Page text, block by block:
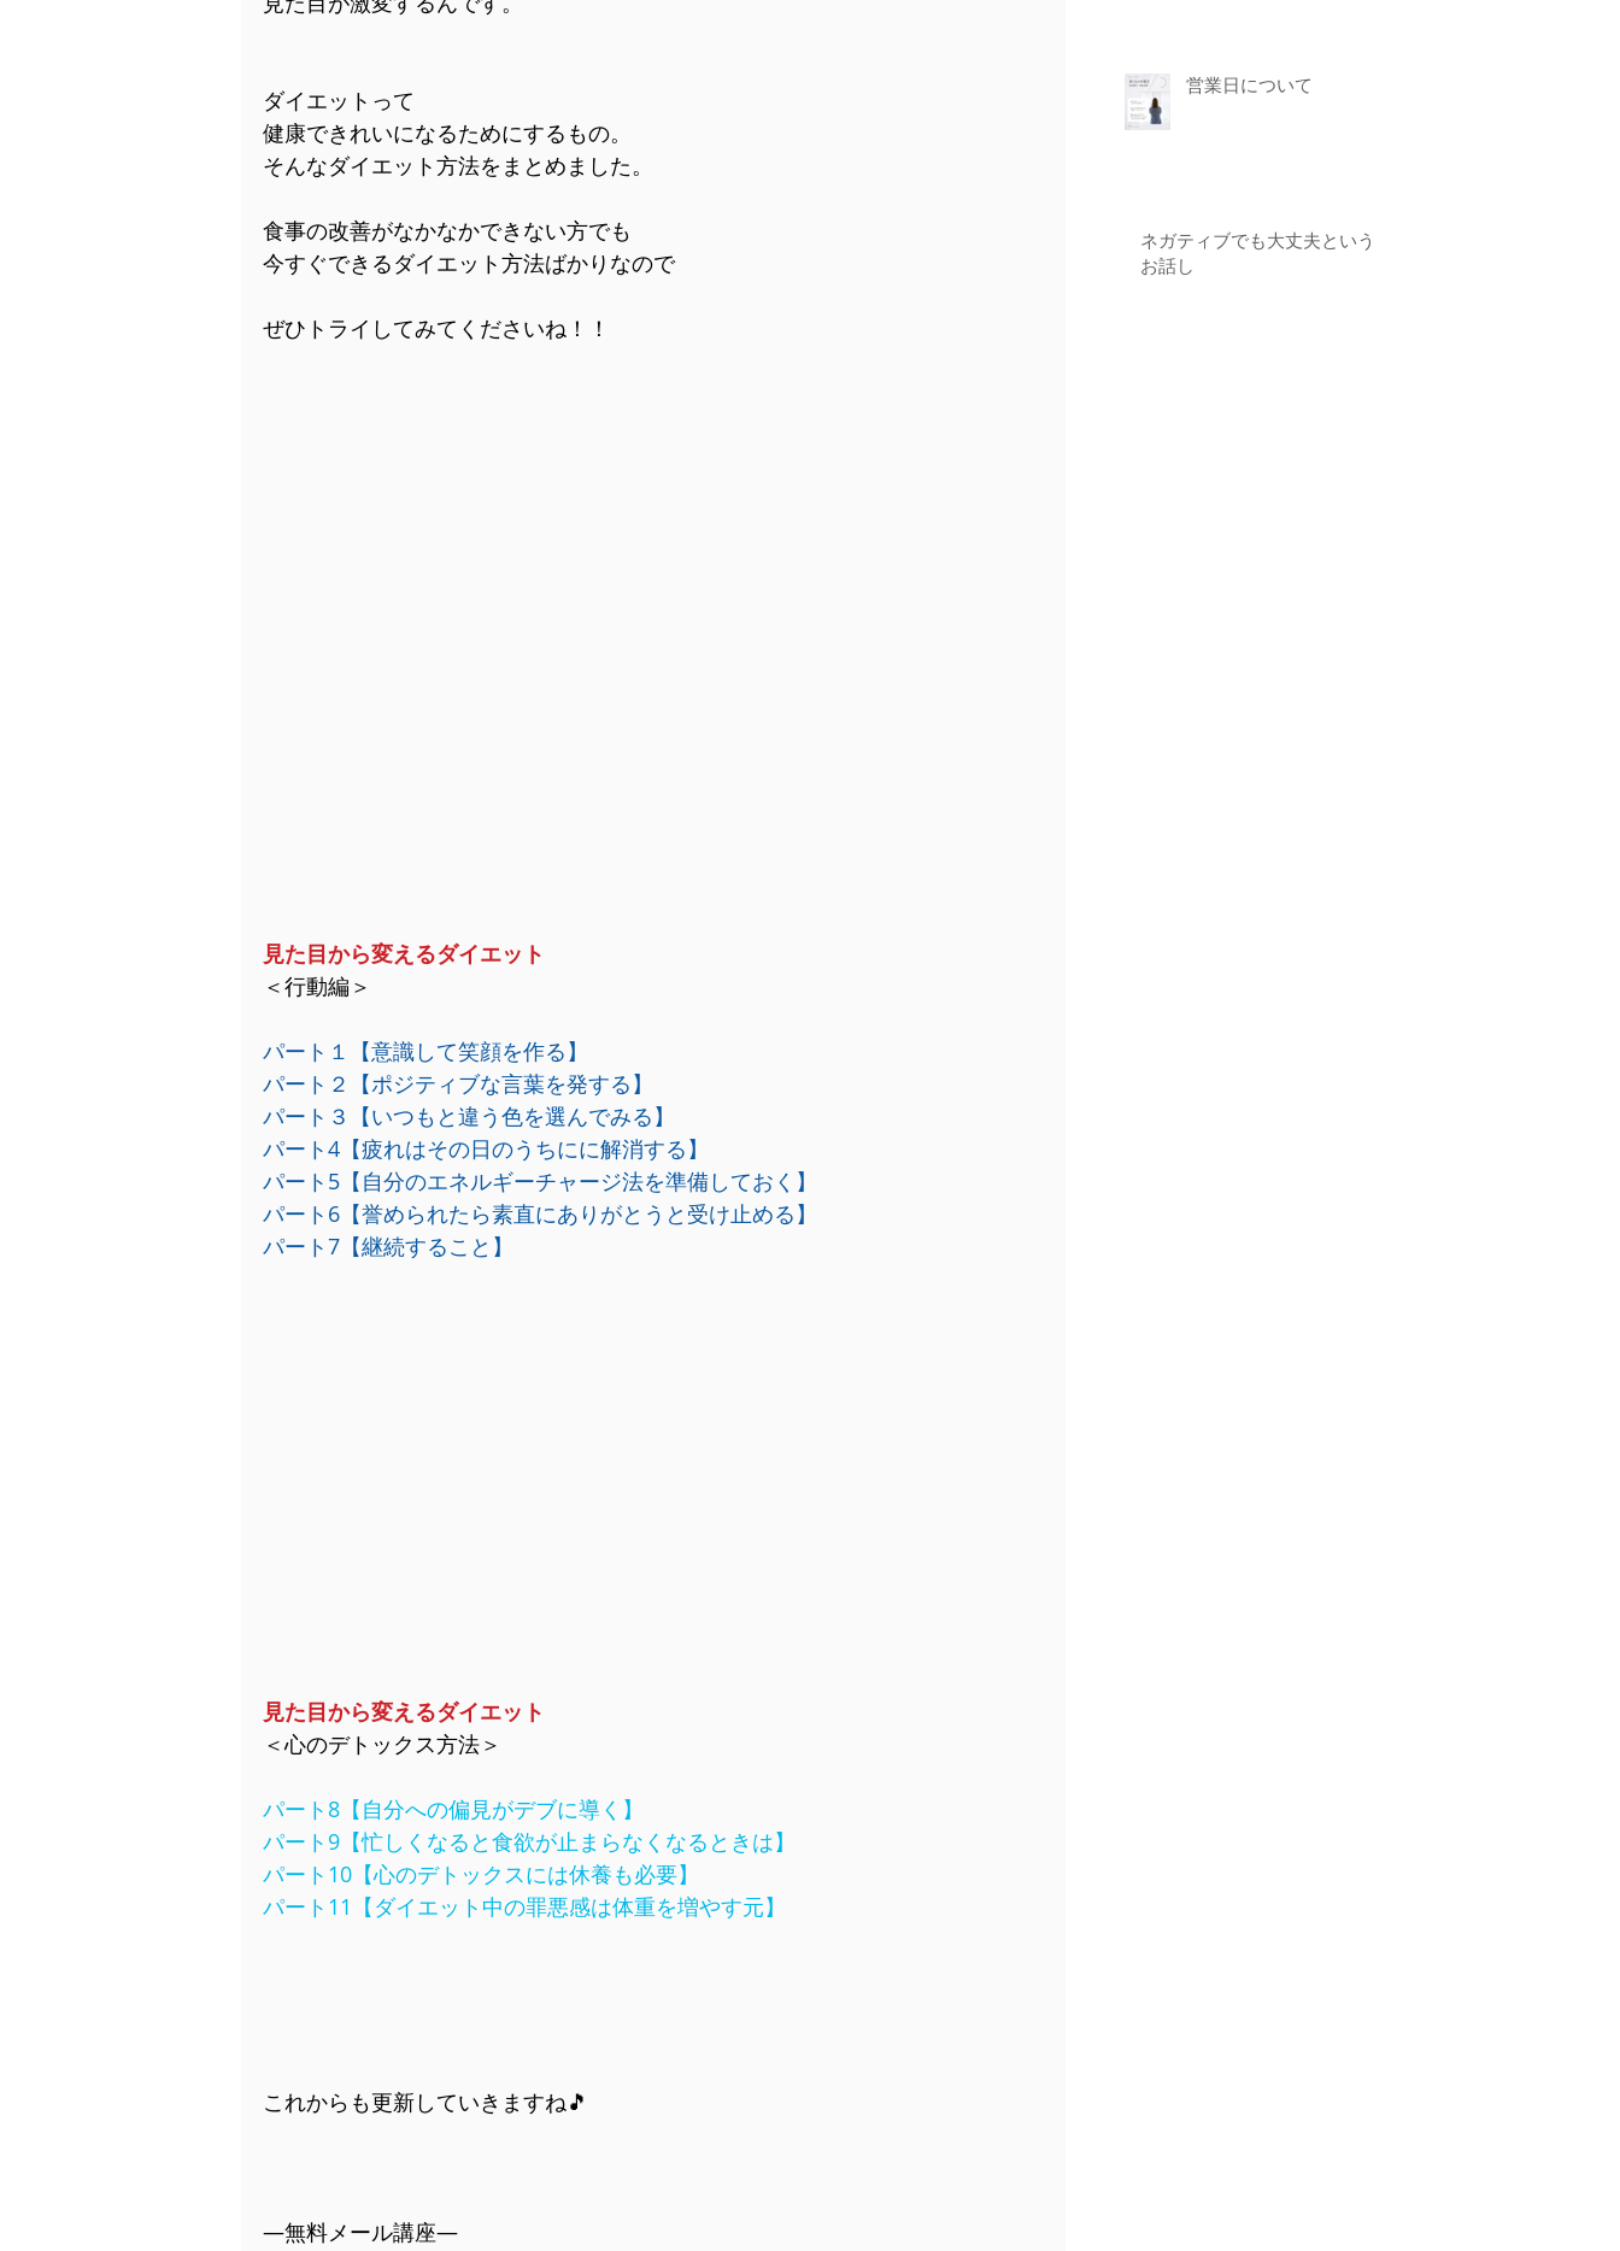
ダイエットって
健康できれいになるためにするもの。
そんなダイエット方法をまとめました。
食事の改善がなかなかできない方でも
今すぐできるダイエット方法ばかりなので
ぜひトライしてみてくださいね！！
見た目から変えるダイエット
＜行動編＞
パート１【意識して笑顔を作る】
パート２【ポジティブな言葉を発する】
パート３【いつもと違う色を選んでみる】
パート4【疲れはその日のうちにに解消する】
パート5【自分のエネルギーチャージ法を準備しておく】
パート6【誉められたら素直にありがとうと受け止める】
パート7【継続すること】
見た目から変えるダイエット
＜心のデトックス方法＞
パート8【自分への偏見がデブに導く】
パート9【忙しくなると食欲が止まらなくなるときは】
パート10【心のデトックスには休養も必要】
パート11【ダイエット中の罪悪感は体重を増やす元】
これからも更新していきますね🎵
―無料メール講座―
営業日について
ネガティブでも大丈夫という
お話し